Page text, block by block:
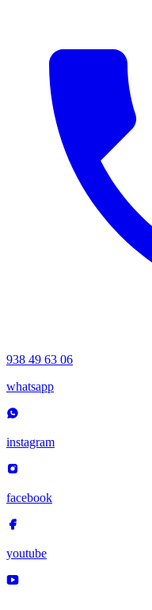
938 49 63 06
whatsapp
instagram
facebook
youtube